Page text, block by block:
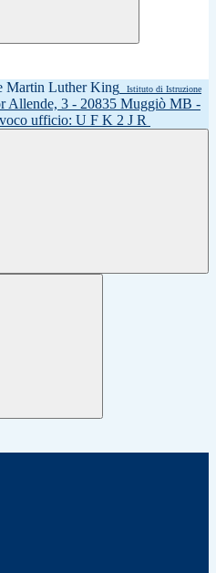
Istituto di Istruzione
Allende, 3 - 20835 Muggiò MB -
ufficio: U F K 2 J R